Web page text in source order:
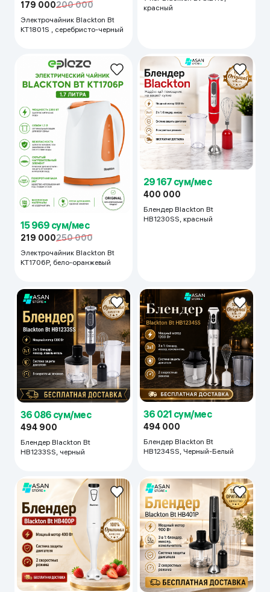
179 000200 000
Электрочайник Blackton Bt
KT1801S , серебристо-черный
красный
15 969 сум/мес
219 000250 000
Электрочайник Blackton Bt
KT1706P, бело-оранжевый
29 167 сум/мес
400 000
Блендер Blackton Bt
HB1230SS, красный
36 086 сум/мес
494 900
Блендер Blackton Bt
HB1233SS, черный
36 021 сум/мес
494 000
Блендер Blackton Bt
HB1234SS, Черный-Белый